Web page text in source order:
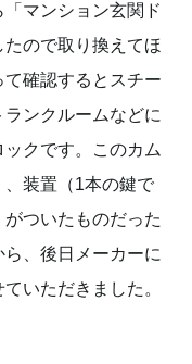
マンション玄関ド
ので取り換えてほ
確認するとスチー
ンクルームなどに
クです。このカム
、装置（1本の鍵で
ついたものだった
、後日メーカーに
いただきました。